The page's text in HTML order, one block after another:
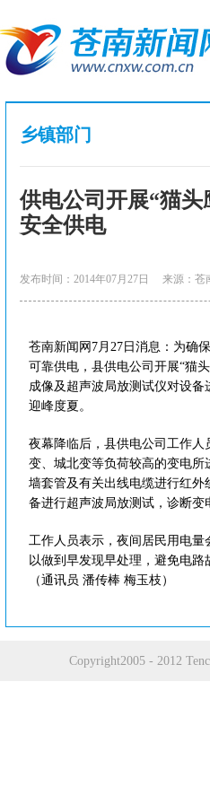
乡镇部门
供电公司开展“猫
安全供电
发布时间：2014年07月27日 来源：苍
苍南新闻网7月27日消息：为确
可靠供电，县供电公司开展“猫
成像及超声波局放测试仪对设
迎峰度夏。
夜幕降临后，县供电公司工作
变、城北变等负荷较高的变电
墙套管及有关出线电缆进行红
备进行超声波局放测试，诊断变
工作人员表示，夜间居民用电量
以做到早发现早处理，避免电路
（通讯员 潘传棒 梅玉枝）
Copyright2005 - 2012